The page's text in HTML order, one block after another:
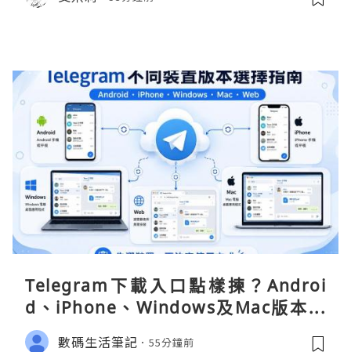
Telegram下載入口點樣揀？Androi
d、iPhone、Windows及Mac版本分
別
數碼生活筆記 55分鐘前